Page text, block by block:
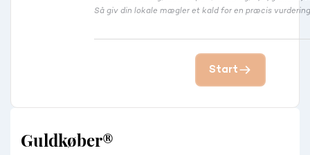
Så giv din lokale mægler et kald for en præcis
Start
Guldkøber®